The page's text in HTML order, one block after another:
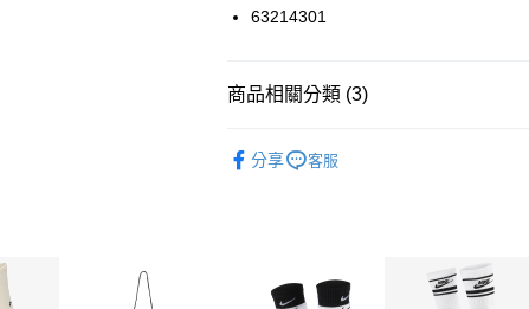
國泰世華商業銀行
聯邦商業銀行
台新國際商業銀行
【關於「AFTEE先享後付」】
３．安心：先確認商品／服務後，再付款。
每筆NT$100，滿NT$1,500(含以上)免運
63214301
商品相關分類 (3)
分享 客服